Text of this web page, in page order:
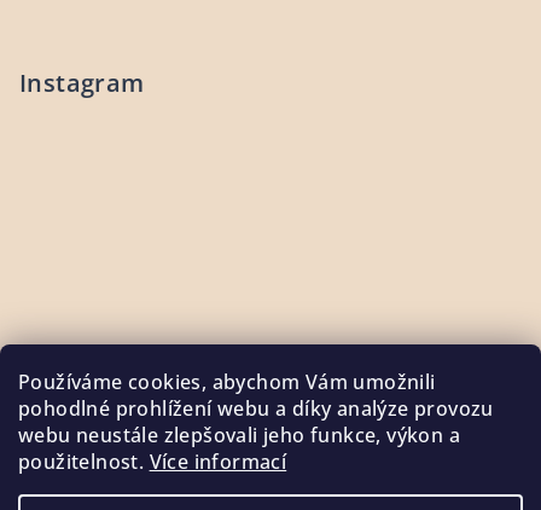
Používáme cookies, abychom Vám umožnili
pohodlné prohlížení webu a díky analýze provozu
webu neustále zlepšovali jeho funkce, výkon a
použitelnost. Více informací
Instagram